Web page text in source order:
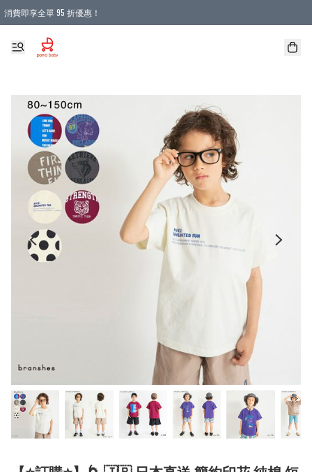
消費即享全單 95 折優惠！
購物滿 HKD 900.00即享免運費優惠！（適用於 本地送貨、本地取貨 )